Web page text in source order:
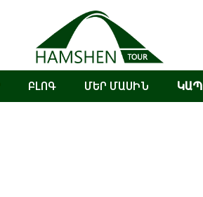
ԲԼՈԳ ՄԵՐ ՄԱՍԻՆ ԿԱՊ